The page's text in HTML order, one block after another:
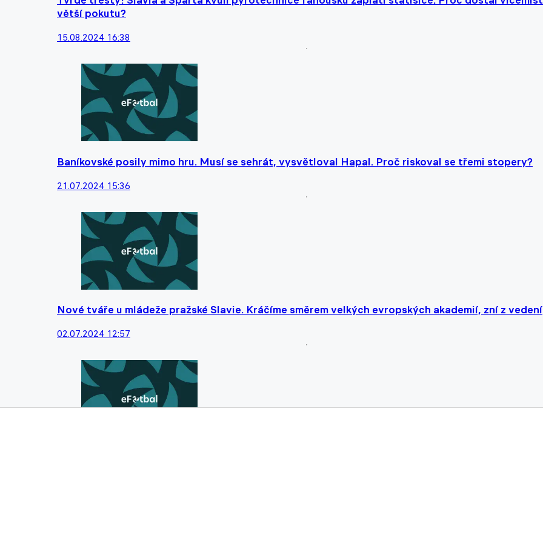
větší pokutu?
15.08.2024 16:38
Baníkovské posily mimo hru. Musí se sehrát, vysvětloval Hapal. Proč riskoval se třemi stopery?
21.07.2024 15:36
Nové tváře u mládeže pražské Slavie. Kráčíme směrem velkých evropských akademií, zní z vedení
02.07.2024 12:57